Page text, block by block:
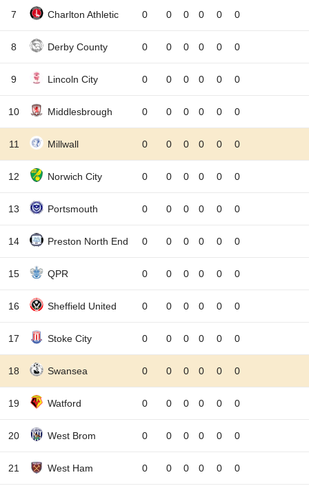
7 Charlton Athletic 0 0 0 0 0 0
8 Derby County 0 0 0 0 0 0
9 Lincoln City 0 0 0 0 0 0
10 Middlesbrough 0 0 0 0 0 0
11 Millwall 0 0 0 0 0 0
12 Norwich City 0 0 0 0 0 0
13 Portsmouth 0 0 0 0 0 0
14 Preston North End 0 0 0 0 0 0
15 QPR 0 0 0 0 0 0
16 Sheffield United 0 0 0 0 0 0
17 Stoke City 0 0 0 0 0 0
18 Swansea 0 0 0 0 0 0
19 Watford 0 0 0 0 0 0
20 West Brom 0 0 0 0 0 0
21 West Ham 0 0 0 0 0 0